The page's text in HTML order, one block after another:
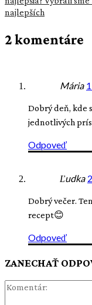
najlepších
2 komentáre
Mária
Dobrý deň, kde
jednotlivých
Odpoveď
Ľudka
Dobrý večer.
recept😊
Odpoveď
ZANECHAŤ